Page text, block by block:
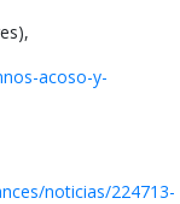
acoso-y-
noticias/224713-